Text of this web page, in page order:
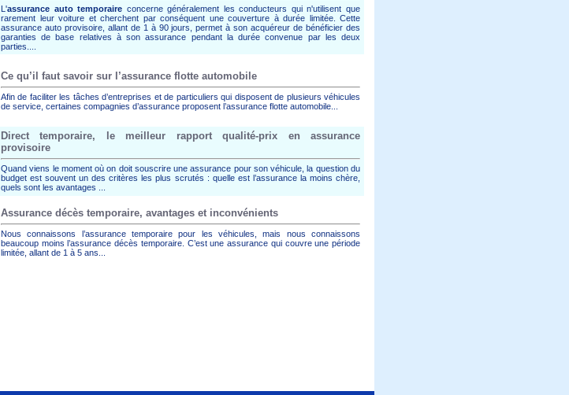
L'assurance auto temporaire concerne généralement les conducteurs qui n'utilisent que
rarement leur voiture et cherchent par conséquent une couverture à durée limitée. Cette
assurance auto provisoire, allant de 1 à 90 jours, permet à son acquéreur de bénéficier des
garanties de base relatives à son assurance pendant la durée convenue par les deux
parties....
Ce qu’il faut savoir sur l’assurance flotte automobile
Afin de faciliter les tâches d’entreprises et de particuliers qui disposent de plusieurs véhicules
de service, certaines compagnies d’assurance proposent l’assurance flotte automobile...
Direct temporaire, le meilleur rapport qualité-prix en assurance
provisoire
Quand viens le moment où on doit souscrire une assurance pour son véhicule, la question du
budget est souvent un des critères les plus scrutés : quelle est l’assurance la moins chère,
quels sont les avantages ...
Assurance décès temporaire, avantages et inconvénients
Nous connaissons l’assurance temporaire pour les véhicules, mais nous connaissons
beaucoup moins l’assurance décès temporaire. C’est une assurance qui couvre une période
limitée, allant de 1 à 5 ans...